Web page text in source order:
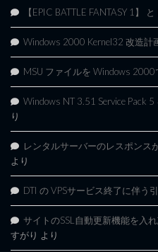
【EPIC BATTLE FANTASY 1】
Windows 2000 Kernel32 改造計
MSU ファイルを Windows
Windows NT 3.51 Service Pack
り
レンタルサーバーのレスポンス
より
DTI の VPSサービス終了に伴う
サイトのSSL自動更新機能を入
すがり より